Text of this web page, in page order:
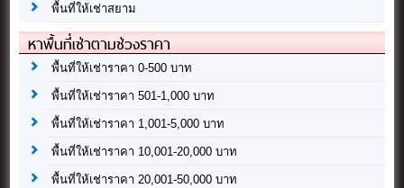
พื้นที่ให้เช่าสยาม
หาพื้นที่เช่าตามช่วงราคา
พื้นที่ให้เช่าราคา 0-500 บาท
พื้นที่ให้เช่าราคา 501-1,000 บาท
พื้นที่ให้เช่าราคา 1,001-5,000 บาท
พื้นที่ให้เช่าราคา 10,001-20,000 บาท
พื้นที่ให้เช่าราคา 20,001-50,000 บาท